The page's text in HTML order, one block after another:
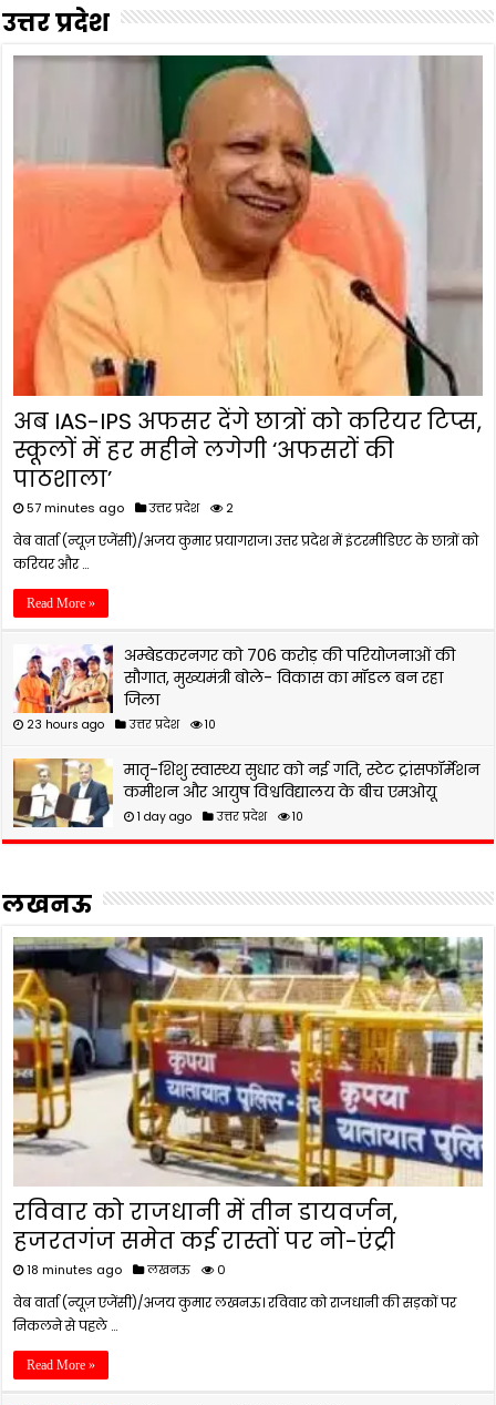
उत्तर प्रदेश
अब IAS-IPS अफसर देंगे छात्रों को करियर टिप्स,
स्कूलों में हर महीने लगेगी ‘अफसरों की
पाठशाला’
57 minutes ago उत्तर प्रदेश 2
वेब वार्ता (न्यूज़ एजेंसी)/अजय कुमार प्रयागराज। उत्तर प्रदेश में इंटरमीडिएट के छात्रों को
करियर और …
Read More »
अम्बेडकरनगर को 706 करोड़ की परियोजनाओं की
सौगात, मुख्यमंत्री बोले- विकास का मॉडल बन रहा
जिला
23 hours ago उत्तर प्रदेश 10
मातृ-शिशु स्वास्थ्य सुधार को नई गति, स्टेट ट्रांसफॉर्मेशन
कमीशन और आयुष विश्वविद्यालय के बीच एमओयू
1 day ago उत्तर प्रदेश 10
लखनऊ
रविवार को राजधानी में तीन डायवर्जन,
हजरतगंज समेत कई रास्तों पर नो-एंट्री
18 minutes ago लखनऊ 0
वेब वार्ता (न्यूज़ एजेंसी)/अजय कुमार लखनऊ। रविवार को राजधानी की सड़कों पर
निकलने से पहले …
Read More »